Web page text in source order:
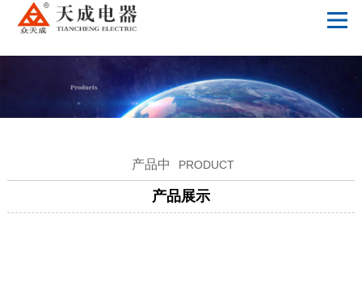
MK体育(国际)官方网站
产品中 PRODUCT
产品展示